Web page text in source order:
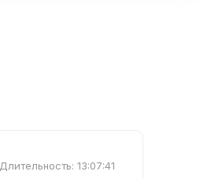
Длительность: 13:07:41